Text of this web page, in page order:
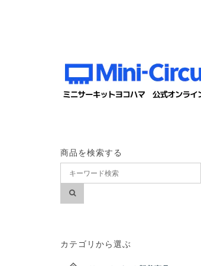
商品を検索する
カテゴリから選ぶ